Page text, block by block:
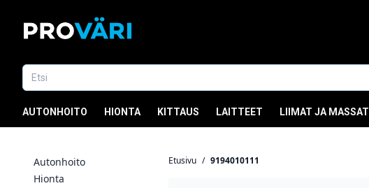
AUTONHOITO HIONTA KITTAUS LAITTEET LIIMAT JA MASSAT
Autonhoito
Hionta
Etusivu / 9194010111